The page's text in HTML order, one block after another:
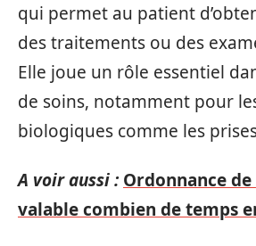
qui permet au patient
des traitements ou des
Elle joue un rôle essentiel
de soins, notamment pour
biologiques comme les
A voir aussi : Ordonnance
valable combien de temps